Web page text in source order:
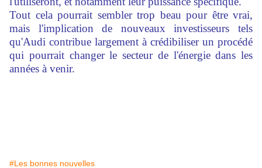
Tout cela pourrait sembler trop beau pour être vrai,
mais l'implication de nouveaux investisseurs tels
qu'Audi contribue largement à crédibiliser un procédé
qui pourrait changer le secteur de l'énergie dans les
années à venir.
#Les bonnes nouvelles